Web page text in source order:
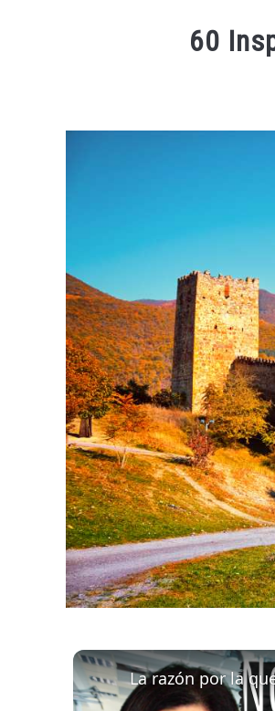
60
La razón por la